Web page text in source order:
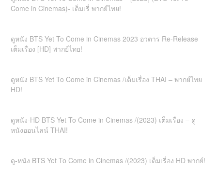
Come in Cinemas)- เต็มเรื่ พากย์ไทย!
ดูหนัง BTS Yet To Come in Cinemas 2023 อวตาร Re-Release
เต็มเรื่อง [HD] พากย์ไทย!
ดูหนัง BTS Yet To Come in Cinemas /เต็มเรื่อง THAI – พากย์ไทย
HD!
ดูหนัง-HD BTS Yet To Come in Cinemas /(2023) เต็มเรื่อง – ดู
หนังออนไลน์ THAI!
ดู-หนัง BTS Yet To Come in Cinemas /(2023) เต็มเรื่อง HD พากย์!